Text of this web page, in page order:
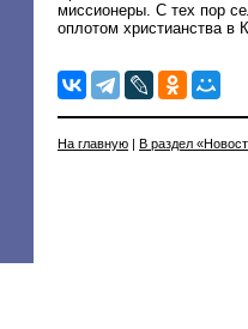
миссионеры. С тех пор
оплотом христианства в
На главную | В раздел